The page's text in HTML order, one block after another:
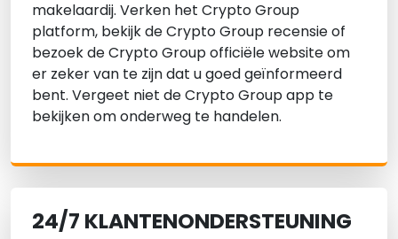
makelaardij. Verken het Crypto Group
platform, bekijk de Crypto Group recensie of
bezoek de Crypto Group officiële website om
er zeker van te zijn dat u goed geïnformeerd
bent. Vergeet niet de Crypto Group app te
bekijken om onderweg te handelen.
24/7 KLANTENONDERSTEUNING